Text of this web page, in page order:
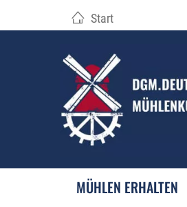
Start
MÜHLEN ERHALTEN